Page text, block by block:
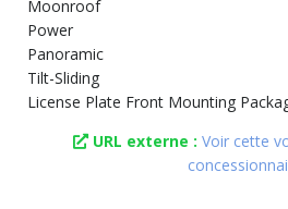
Moonroof
Power
Panoramic
Tilt-Sliding
License Plate Front Mounting
URL externe : Voir cette